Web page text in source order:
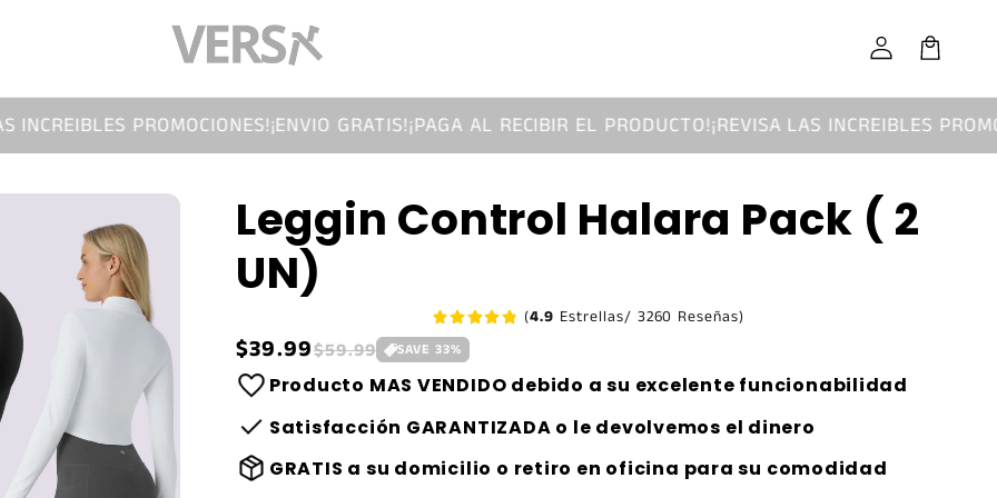
Iniciar
sesión
PROMOCIONES!¡ENVIO GRATIS!¡PAGA AL RECIBIR EL PRODUCTO!¡REVISA LAS INCREIBLES PROMOCIONES!
Leggin Control Halara Pack ( 2
UN)
(4.9 Estrellas/ 3260 Reseñas)
Precio
habitual
$39.99
Precio
de
oferta
$59.99 SAVE33%
Producto MAS VENDIDO debido a su excelente funcionabilidad
Satisfacción GARANTIZADA o le devolvemos el dinero
GRATIS a su domicilio o retiro en oficina para su comodidad